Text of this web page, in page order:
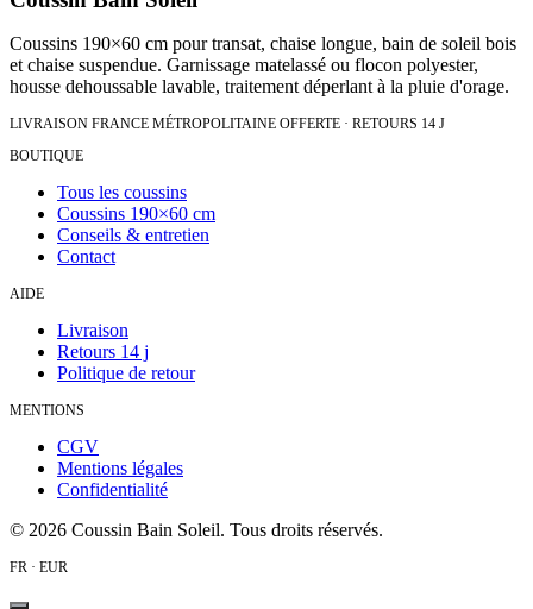
Coussins 190×60 cm pour transat, chaise longue, bain de soleil bois
et chaise suspendue. Garnissage matelassé ou flocon polyester,
housse dehoussable lavable, traitement déperlant à la pluie d'orage.
LIVRAISON FRANCE MÉTROPOLITAINE OFFERTE · RETOURS 14 J
BOUTIQUE
Tous les coussins
Coussins 190×60 cm
Conseils & entretien
Contact
AIDE
Livraison
Retours 14 j
Politique de retour
MENTIONS
CGV
Mentions légales
Confidentialité
© 2026 Coussin Bain Soleil. Tous droits réservés.
FR · EUR